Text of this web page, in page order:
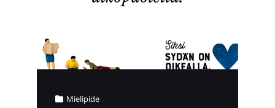
Cat Mielipide